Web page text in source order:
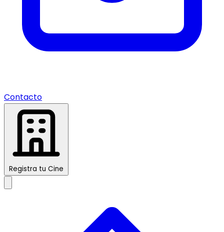
Contacto
Registra tu Cine